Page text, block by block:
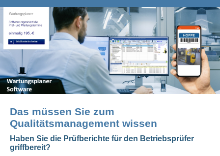
Das müssen Sie zum
Qualitätsmanagement wissen
Haben Sie die Prüfberichte für den Betriebsprüfer
griffbereit?